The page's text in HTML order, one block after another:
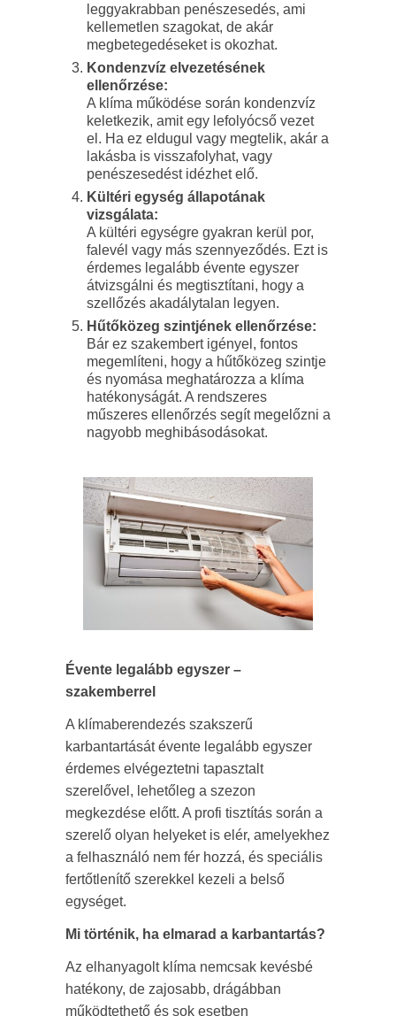
leggyakrabban penészesedés, ami
kellemetlen szagokat, de akár
megbetegedéseket is okozhat.
Kondenzvíz elvezetésének
ellenőrzése:
A klíma működése során kondenzvíz
keletkezik, amit egy lefolyócső vezet
el. Ha ez eldugul vagy megtelik, akár a
lakásba is visszafolyhat, vagy
penészesedést idézhet elő.
Kültéri egység állapotának
vizsgálata:
A kültéri egységre gyakran kerül por,
falevél vagy más szennyeződés. Ezt is
érdemes legalább évente egyszer
átvizsgálni és megtisztítani, hogy a
szellőzés akadálytalan legyen.
Hűtőközeg szintjének ellenőrzése:
Bár ez szakembert igényel, fontos
megemlíteni, hogy a hűtőközeg szintje
és nyomása meghatározza a klíma
hatékonyságát. A rendszeres
műszeres ellenőrzés segít megelőzni a
nagyobb meghibásodásokat.
Évente legalább egyszer –
szakemberrel
A klímaberendezés szakszerű
karbantartását évente legalább egyszer
érdemes elvégeztetni tapasztalt
szerelővel, lehetőleg a szezon
megkezdése előtt. A profi tisztítás során a
szerelő olyan helyeket is elér, amelyekhez
a felhasználó nem fér hozzá, és speciális
fertőtlenítő szerekkel kezeli a belső
egységet.
Mi történik, ha elmarad a karbantartás?
Az elhanyagolt klíma nemcsak kevésbé
hatékony, de zajosabb, drágábban
működtethető és sok esetben